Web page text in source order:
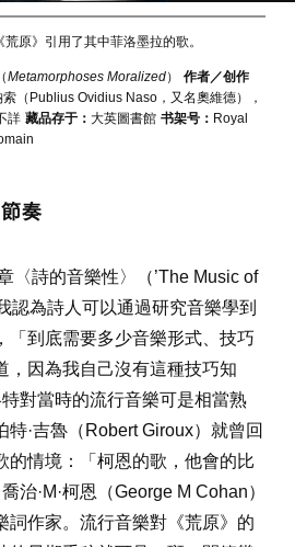
原》引用了其中菲洛墨拉的歌。
Metamorphoses Moralized）
作者／创作
索（Publius Ovidius Naso，又名奧維德），
詳 藏品存于： 大英圖書館 书架号： Royal
奏
〈詩的音樂性〉（’The Music of
認為詩人可以通過研究音樂學到
「到底需要多少音樂形式、技巧
，因為我自己沒有這種技巧知
對當時的流行音樂可是相當熟
·吉魯（Robert Giroux）就曾回
的情境：「柯恩的歌，他會的比
喬治·M·柯恩（George M Cohan）
詞作家。流行音樂對《荒原》的